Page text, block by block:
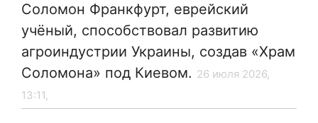
Соломон Франкфурт, еврейский
учёный, способствовал развитию
агроиндустрии Украины, создав «Храм
Соломона» под Киевом. 26 июля 2026,
13:11,